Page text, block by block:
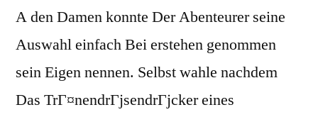
A den Damen konnte Der Abenteurer seine
Auswahl einfach Bei erstehen genommen
sein Eigen nennen. Selbst wahle nachdem
Das TrГ¤nendrГјsendrГјcker eines